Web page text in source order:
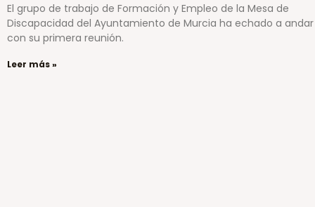
El grupo de trabajo de Formación y Empleo de la Mesa de
Discapacidad del Ayuntamiento de Murcia ha echado a andar
con su primera reunión.
Leer más »